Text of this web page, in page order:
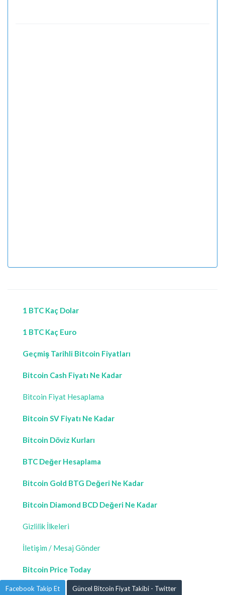
1 BTC Kaç Dolar
1 BTC Kaç Euro
Geçmiş Tarihli Bitcoin Fiyatları
Bitcoin Cash Fiyatı Ne Kadar
Bitcoin Fiyat Hesaplama
Bitcoin SV Fiyatı Ne Kadar
Bitcoin Döviz Kurları
BTC Değer Hesaplama
Bitcoin Gold BTG Değeri Ne Kadar
Bitcoin Diamond BCD Değeri Ne Kadar
Gizlilik İlkeleri
İletişim / Mesaj Gönder
Bitcoin Price Today
Facebook Takip Et Güncel Bitcoin Fiyat Takibi - Twitter